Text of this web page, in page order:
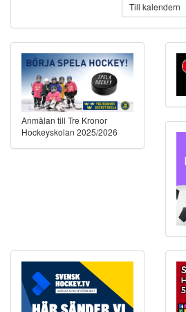
Till kalendern
Anmälan till Tre Kronor
Hockeyskolan 2025/2026